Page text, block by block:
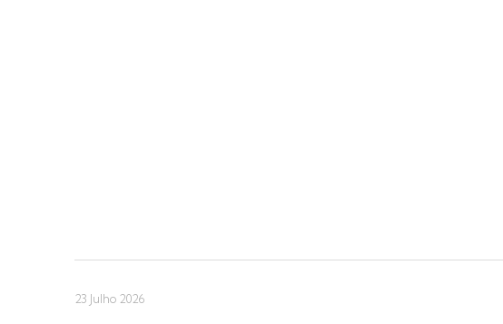
23 Julho 2026